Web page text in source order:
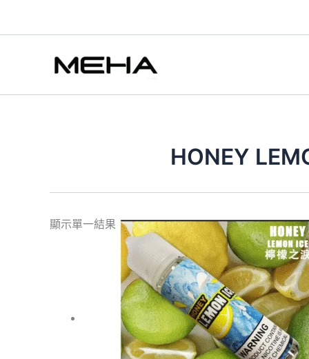
容
HONEY
顯示單一結果
此
產
品
有
多
種
款
式。